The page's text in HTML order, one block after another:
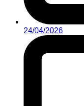
24/04/2026